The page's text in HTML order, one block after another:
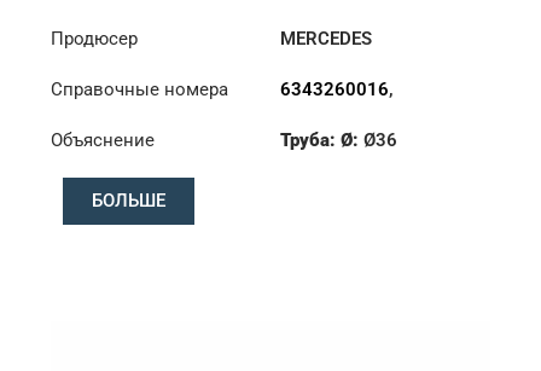
Продюсер MERCEDES
Справочные номера 6343260016,
6343260716
Объяснение Труба: Ø:Ø36
БОЛЬШЕ